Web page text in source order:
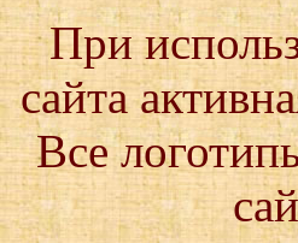
При
сайта
Все